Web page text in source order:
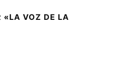
«LA VOZ DE LA